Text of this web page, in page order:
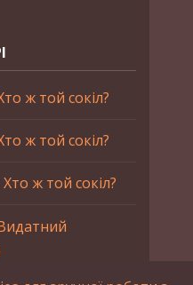
ж той сокіл?
ж той сокіл?
Хто ж той сокіл?